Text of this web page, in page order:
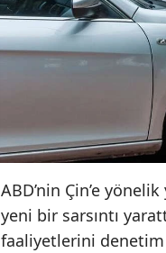
ABD’nin Çin’e
yeni bir sarsıntı
faaliyetlerini